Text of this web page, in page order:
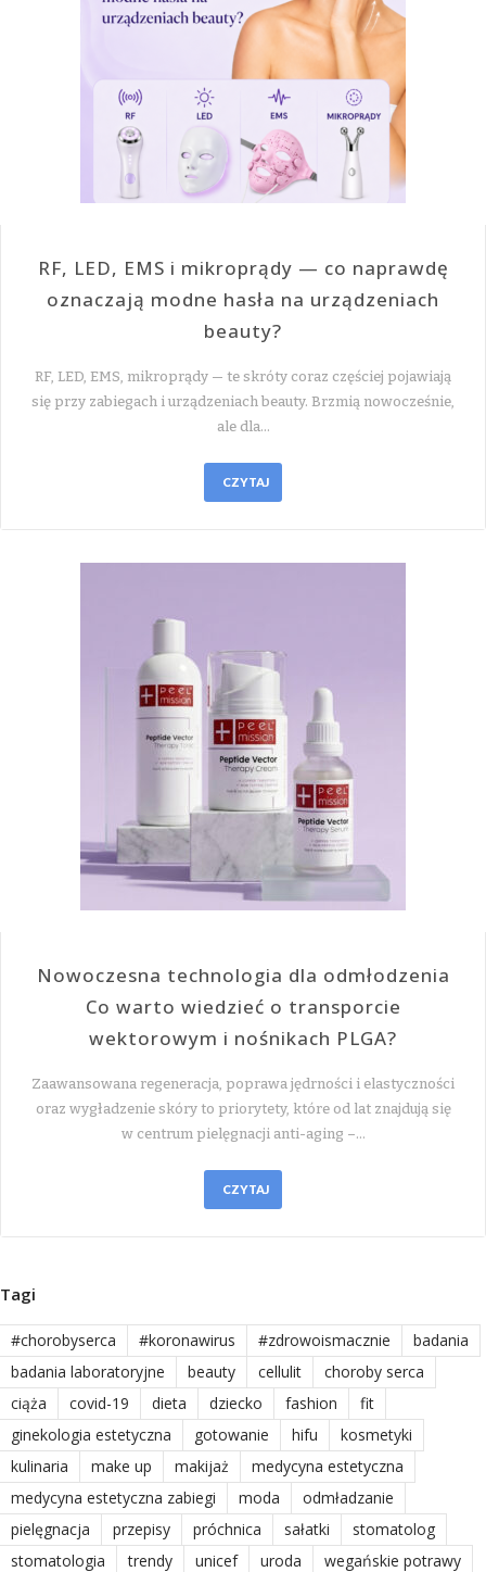
RF, LED, EMS i mikroprądy — co naprawdę
oznaczają modne hasła na urządzeniach
beauty?
RF, LED, EMS, mikroprądy — te skróty coraz częściej pojawiają
się przy zabiegach i urządzeniach beauty. Brzmią nowocześnie,
ale dla…
CZYTAJ
Nowoczesna technologia dla odmłodzenia
Co warto wiedzieć o transporcie
wektorowym i nośnikach PLGA?
Zaawansowana regeneracja, poprawa jędrności i elastyczności
oraz wygładzenie skóry to priorytety, które od lat znajdują się
w centrum pielęgnacji anti-aging –…
CZYTAJ
Tagi
#chorobyserca #koronawirus #zdrowoismacznie
badania
badania laboratoryjne
beauty cellulit
choroby serca
ciąża
covid-19 dieta dziecko fashion
fit
ginekologia estetyczna
gotowanie hifu
kosmetyki
kulinaria
make up makijaż
medycyna estetyczna
medycyna estetyczna zabiegi
moda
odmładzanie
pielęgnacja
przepisy próchnica sałatki
stomatolog
stomatologia
trendy unicef uroda wegańskie potrawy